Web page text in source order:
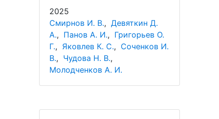
2025
Смирнов И. В., Девяткин Д.
А., Панов А. И., Григорьев О.
Г., Яковлев К. С., Соченков И.
В., Чудова Н. В.,
Молодченков А. И.